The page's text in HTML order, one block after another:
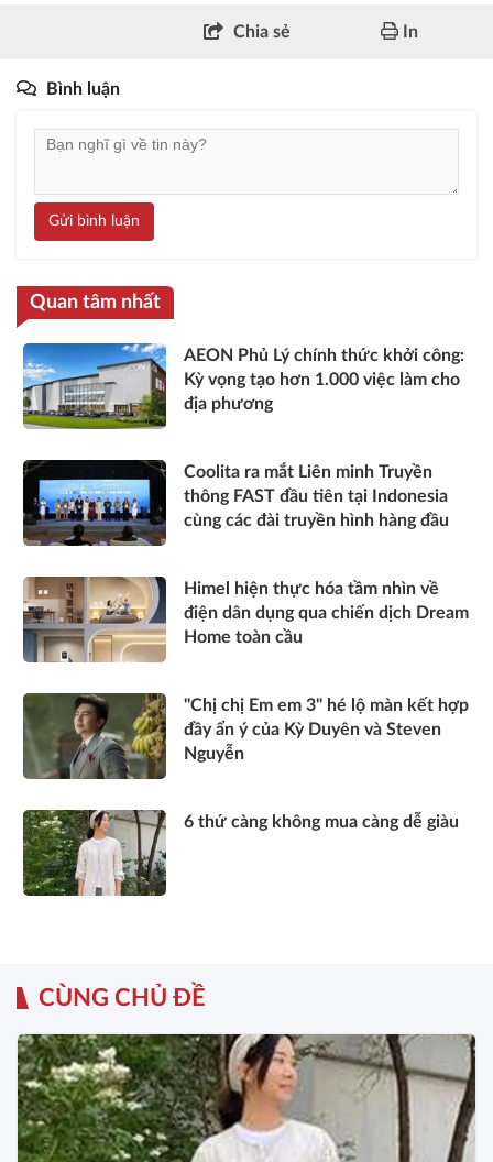
Chia sẻ In
Bình luận
Gửi bình luận
Quan tâm nhất
AEON Phủ Lý chính thức khởi công:
Kỳ vọng tạo hơn 1.000 việc làm cho
địa phương
Coolita ra mắt Liên minh Truyền
thông FAST đầu tiên tại Indonesia
cùng các đài truyền hình hàng đầu
Himel hiện thực hóa tầm nhìn về
điện dân dụng qua chiến dịch Dream
Home toàn cầu
"Chị chị Em em 3" hé lộ màn kết hợp
đầy ẩn ý của Kỳ Duyên và Steven
Nguyễn
6 thứ càng không mua càng dễ giàu
CÙNG CHỦ ĐỀ